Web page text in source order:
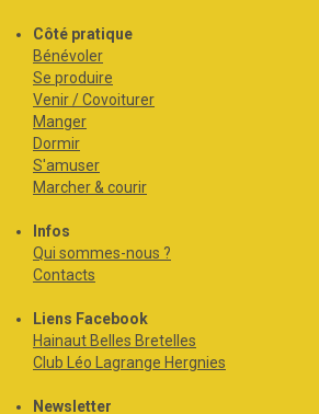
Côté pratique
Bénévoler
Se produire
Venir / Covoiturer
Manger
Dormir
S'amuser
Marcher & courir
Infos
Qui sommes-nous ?
Contacts
Liens Facebook
Hainaut Belles Bretelles
Club Léo Lagrange Hergnies
Newsletter